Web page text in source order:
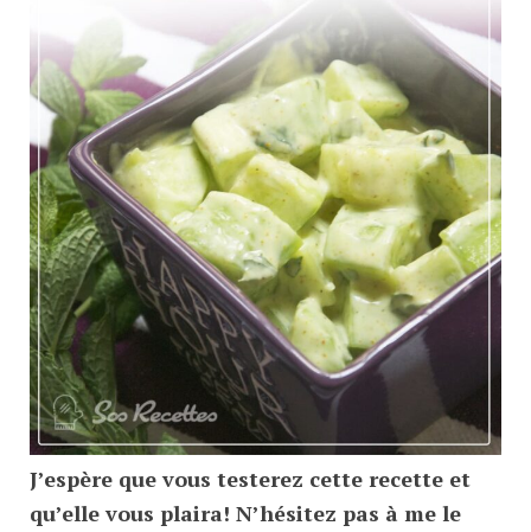
J’espère que vous testerez cette recette et
qu’elle vous plaira! N’hésitez pas à me le